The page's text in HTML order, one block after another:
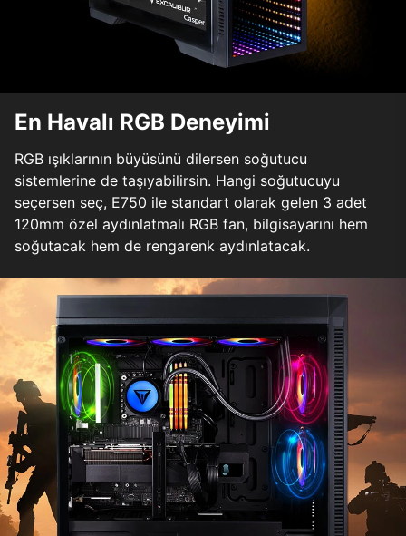
En Havalı RGB Deneyimi
RGB ışıklarının büyüsünü dilersen soğutucu
sistemlerine de taşıyabilirsin. Hangi soğutucuyu
seçersen seç, E750 ile standart olarak gelen 3 adet
120mm özel aydınlatmalı RGB fan, bilgisayarını hem
soğutacak hem de rengarenk aydınlatacak.